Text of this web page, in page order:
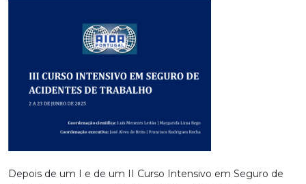
Depois de um I e de um II Curso Intensivo em Seguro de